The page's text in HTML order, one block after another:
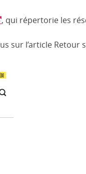
, qui répertorie les
sur l’article Retour